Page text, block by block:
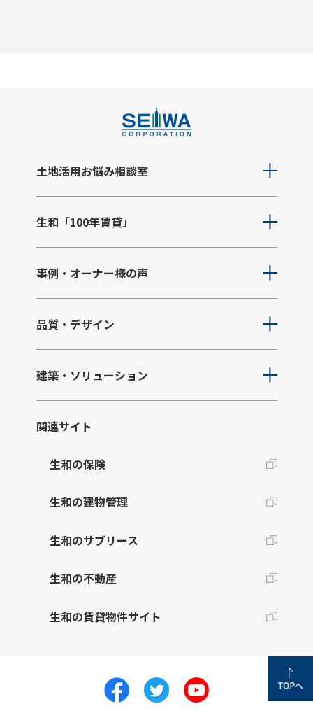
土地活用お悩み相談室
生和「100年賃貸」
事例・オーナー様の声
品質・デザイン
建築・ソリューション
関連サイト
生和の保険
生和の建物管理
生和のサブリース
生和の不動産
生和の賃貸物件サイト